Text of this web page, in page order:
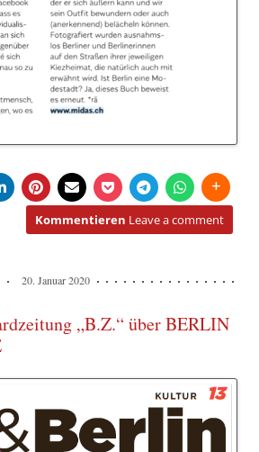
Kommentieren Leave a comment
20. Januar 2020
„B.Z.“ über BERLIN